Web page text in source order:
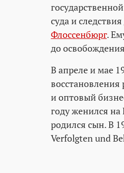
суда и
Флоссенбюрг.
до
В апреле и мае
восстановления
и оптовый
году женился
родился сын. В
Verfolgten und